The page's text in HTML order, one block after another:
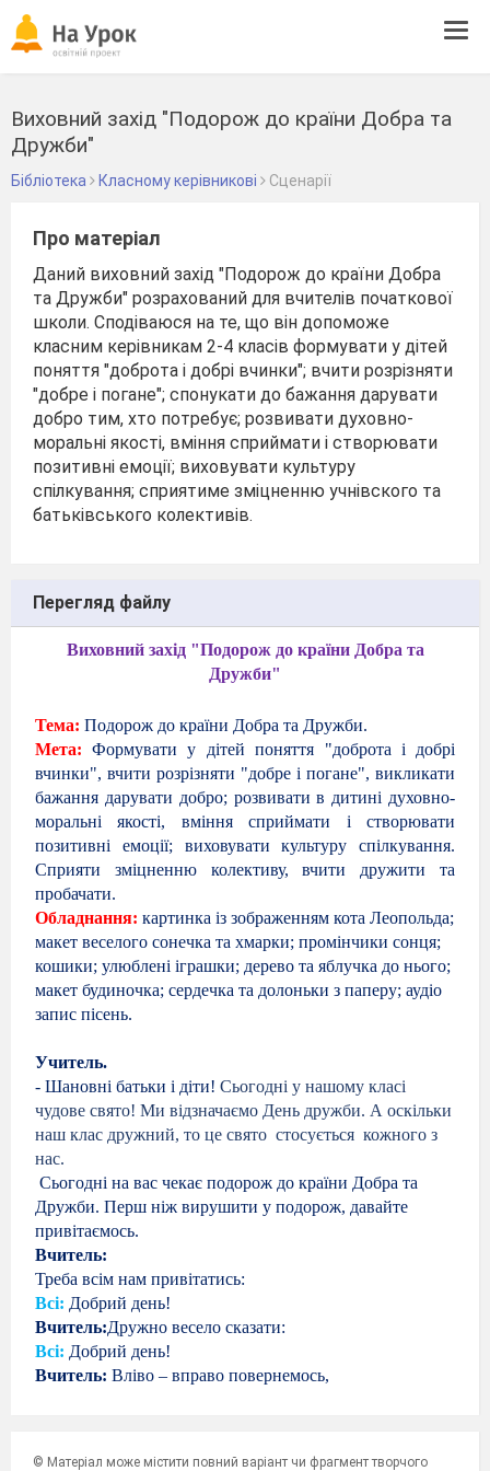
Виховний захід "Подорож до країни Добра та
Дружби"
Бібліотека Класному керівникові Сценарії
Про матеріал
Даний виховний захід "Подорож до країни Добра
та Дружби" розрахований для вчителів початкової
школи. Сподіваюся на те, що він допоможе
класним керівникам 2-4 класів формувати у дітей
поняття "доброта і добрі вчинки"; вчити розрізняти
"добре і погане"; спонукати до бажання дарувати
добро тим, хто потребує; розвивати духовно-
моральні якості, вміння сприймати і створювати
позитивні емоції; виховувати культуру
спілкування; сприятиме зміцненню учнівского та
батьківського колективів.
Перегляд файлу
Виховний захід "Подорож до країни Добра та
Дружби"
Тема: Подорож до країни Добра та Дружби.
Мета: Формувати у дітей поняття "доброта і добрі
вчинки", вчити розрізняти "добре і погане", викликати
бажання дарувати добро; розвивати в дитині духовно-
моральні якості, вміння сприймати і створювати
позитивні емоції; виховувати культуру спілкування.
Сприяти зміцненню колективу, вчити дружити та
пробачати.
Обладнання: картинка із зображенням кота Леопольда;
макет веселого сонечка та хмарки; промінчики сонця;
кошики; улюблені іграшки; дерево та яблучка до нього;
макет будиночка; сердечка та долоньки з паперу; аудіо
запис пісень.
Учитель.
- Шановні батьки і діти! Сьогодні у нашому класі
чудове свято! Ми відзначаємо День дружби. А оскільки
наш клас дружний, то це свято стосується кожного з
нас.
Сьогодні на вас чекає подорож до країни Добра та
Дружби. Перш ніж вирушити у подорож, давайте
привітаємось.
Вчитель:
Треба всім нам привітатись:
Всі: Добрий день!
Вчитель:Дружно весело сказати:
Всі: Добрий день!
Вчитель: Вліво – вправо повернемось,
© Матеріал може містити повний варіант чи фрагмент творчого